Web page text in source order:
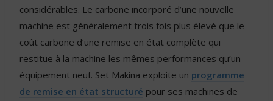
considérables. Le carbone incorporé d’une nouvelle
machine est généralement trois fois plus élevé que le
coût carbone d’une remise en état complète qui
restitue à la machine les mêmes performances qu’un
équipement neuf. Set Makina exploite un programme
de remise en état structuré pour ses machines de